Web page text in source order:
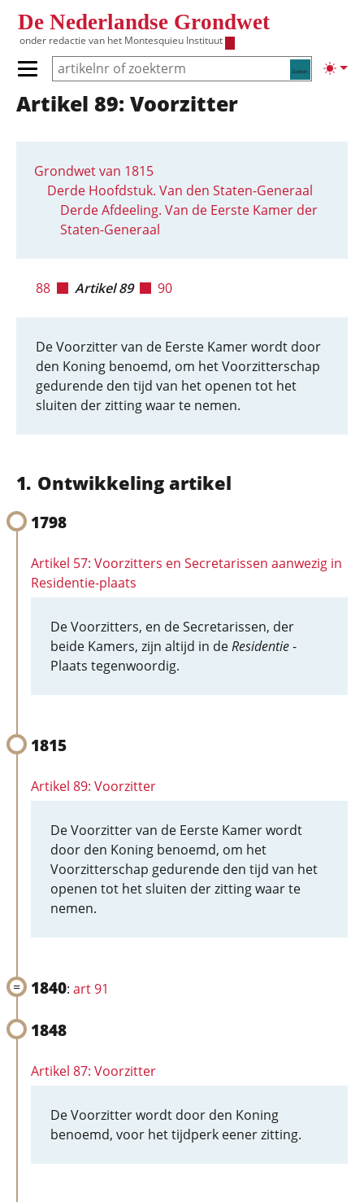
De Nederlandse Grondwet
onder redactie van het Montesquieu Instituut
Zoeken
Primair menu tonen/verbergen
Hoofdnavigatie
Artikel 89: Voorzitter
Grondwet van 1815
Derde Hoofdstuk. Van den Staten-Generaal
Derde Afdeeling. Van de Eerste Kamer der
Staten-Generaal
88 Artikel 89 90
De Voorzitter van de Eerste Kamer wordt door
den Koning benoemd, om het Voorzitterschap
gedurende den tijd van het openen tot het
sluiten der zitting waar te nemen.
Ontwikkeling artikel
1798
Artikel 57: Voorzitters en Secretarissen aanwezig in
Residentie-plaats
De Voorzitters, en de Secretarissen, der
beide Kamers, zijn altijd in deResidentie-
Plaats tegenwoordig.
1815
Artikel 89: Voorzitter
De Voorzitter van de Eerste Kamer wordt
door den Koning benoemd, om het
Voorzitterschap gedurende den tijd van het
openen tot het sluiten der zitting waar te
nemen.
1840: art 91
1848
Artikel 87: Voorzitter
De Voorzitter wordt door den Koning
benoemd, voor het tijdperk eener zitting.